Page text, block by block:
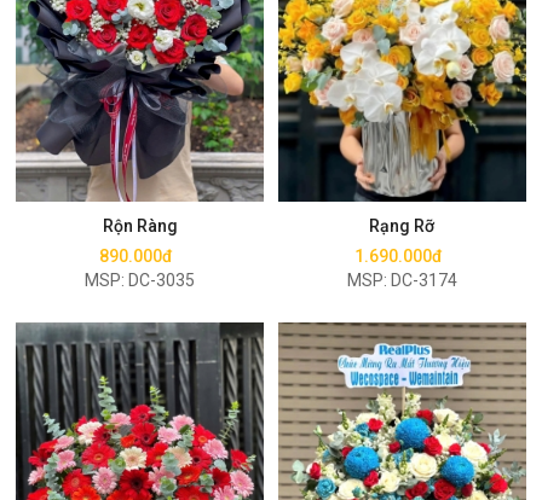
Rộn Ràng
890.000đ
MSP: DC-3035
Mua ngay
Rạng Rỡ
1.690.000đ
MSP: DC-3174
Mua ngay